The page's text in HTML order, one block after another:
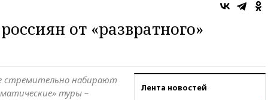
от «развратного»
Лента новостей
стремительно набирают
туры –